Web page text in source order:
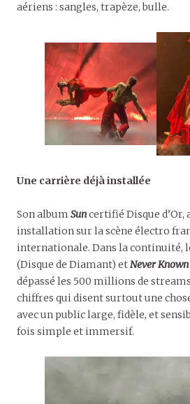
aériens : sangles, trapèze, bulle.
Une carrière déjà installée
Son album Suncertifié Disque d’Or,
installation sur la scène électro
internationale. Dans la continuité,
(Disque de Diamant) etNever Known
dépassé les 500 millions de
chiffres qui disent surtout une
avec un public large, fidèle, et
fois simple et immersif.